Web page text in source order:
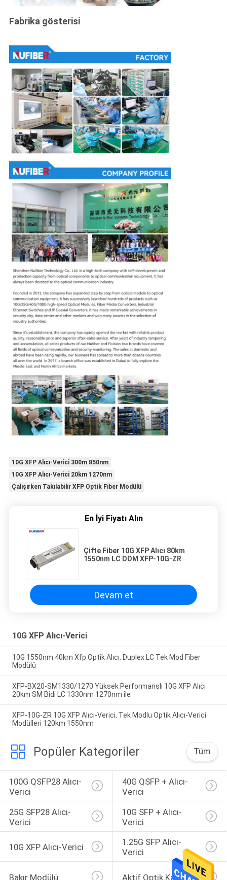
Fabrika gösterisi
10G XFP Alıcı-Verici 300m 850nm
10G XFP Alıcı-Verici 20km 1270nm
Çalışırken Takılabilir XFP Optik Fiber Modülü
En İyi Fiyatı Alın
Çifte Fiber 10G XFP Alıcı 80km
1550nm LC DDM XFP-10G-ZR
Devam et
10G XFP Alıcı-Verici
10G 1550nm 40km Xfp Optik Alıcı, Duplex LC Tek Mod Fiber
Modülü
XFP-BX20-SM1330/1270 Yüksek Performanslı 10G XFP Alıcı
20km SM Bidi LC 1330nm 1270nm ile
XFP-10G-ZR 10G XFP Alıcı-Verici, Tek Modlu Optik Alıcı-Verici
Modülleri 120km 1550nm
Popüler Kategoriler Tüm
100G QSFP28 Alıcı-
Verici
40G QSFP + Alıcı-
Verici
25G SFP28 Alıcı-
Verici
10G SFP + Alıcı-
Verici
10G XFP Alıcı-Verici
1.25G SFP Alıcı-
Verici
Bakır Modülü Aktif Optik Kablo